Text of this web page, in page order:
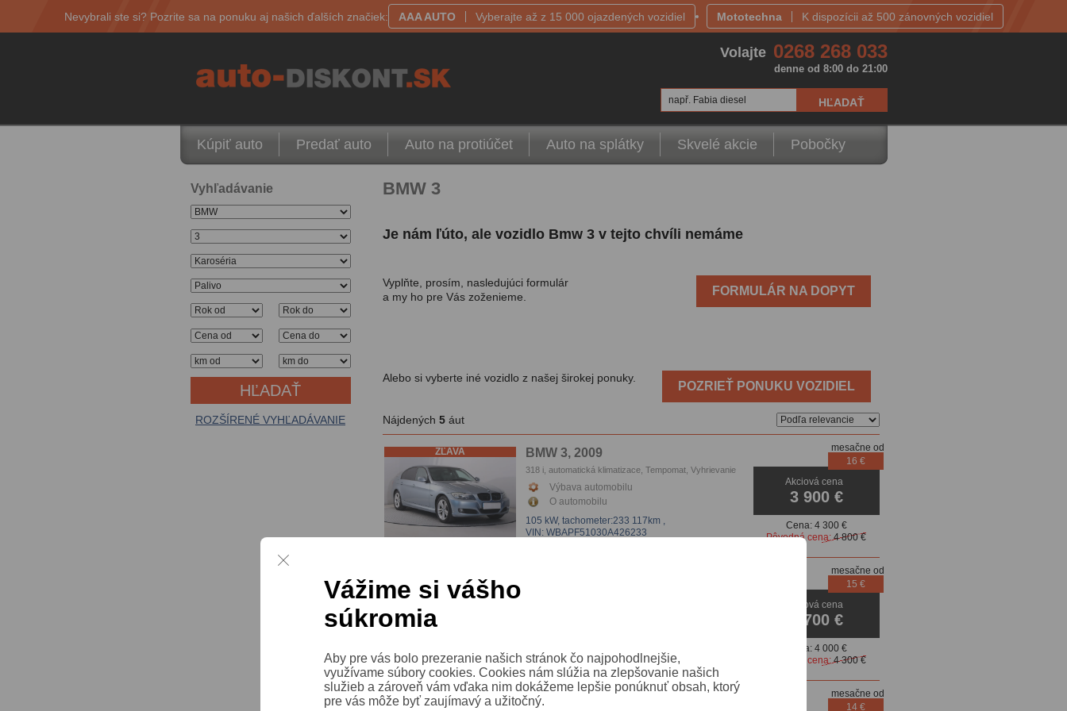
Nevybrali ste si? Pozrite sa na ponuku aj našich ďalších značiek: AAA AUTO Vyberajte až z 15 000 ojazdených vozidiel Mototechna K dispozícii až 500 zánovných vozidiel
např. Fabia diesel
Vyhľadávanie
ROZŠÍRENÉ VYHĽADÁVANIE
BMW 3
Je nám ľúto, ale vozidlo Bmw 3 v tejto chvíli nemáme
FORMULÁR NA DOPYT
Vyplňte, prosím, nasledujúci formulár
a my ho pre Vás zoženieme.
POZRIEŤ PONUKU VOZIDIEL
Alebo si vyberte iné vozidlo z našej širokej ponuky.
Nájdených 5áut
ZĽAVA BMW 3, 2009
318 i, automatická klimatizace, Tempomat, Vyhrievanie
sedačiek, Parkovacie senzory
Výbava automobilu
O automobilu
105 kW, tachometer:233 117km ,
VIN: WBAPF51030A426233
Akciová cena
3 900 €
mesačne od
16 €
Cena:4 300 €
Pôvodná cena:4 800 €
VIN: WBAUX11050A329768
Akciová cena
3 700 €
mesačne od
15 €
Cena:4 000 €
Pôvodná cena:4 300 €
BMW 3, 2013
mesačne od
14 €
Kúpiť auto Predať auto Auto na protiúčet Auto na splátky Skvelé akcie Pobočky
Volajte 0268 268 033
denne od 8:00 do 21:00
Vážime si vášho
súkromia
Aby pre vás bolo prezeranie našich stránok čo najpohodlnejšie,
využívame súbory cookies. Cookies nám slúžia na zlepšovanie našich
služieb a zároveň vám vďaka nim dokážeme lepšie ponúknuť obsah, ktorý
pre vás môže byť zaujímavý a užitočný.